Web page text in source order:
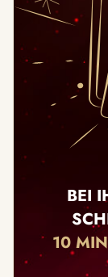
BEI
10